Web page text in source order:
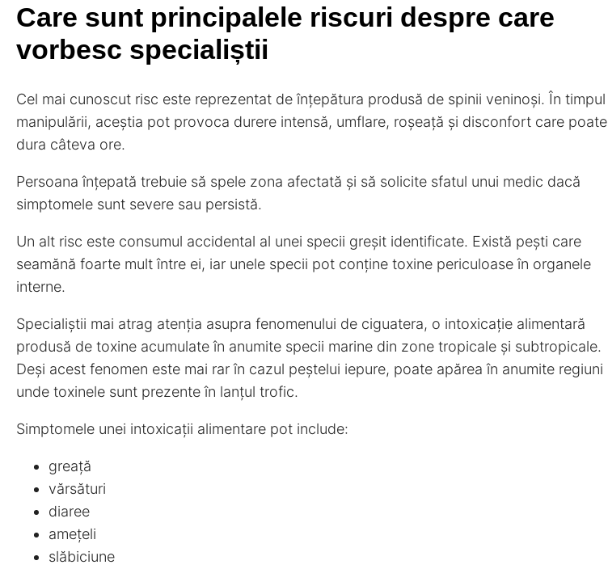
Care sunt principalele riscuri despre care
vorbesc specialiștii
Cel mai cunoscut risc este reprezentat de înțepătura produsă de spinii veninoși. În timpul
manipulării, aceștia pot provoca durere intensă, umflare, roșeață și disconfort care poate
dura câteva ore.
Persoana înțepată trebuie să spele zona afectată și să solicite sfatul unui medic dacă
simptomele sunt severe sau persistă.
Un alt risc este consumul accidental al unei specii greșit identificate. Există pești care
seamănă foarte mult între ei, iar unele specii pot conține toxine periculoase în organele
interne.
Specialiștii mai atrag atenția asupra fenomenului de ciguatera, o intoxicație alimentară
produsă de toxine acumulate în anumite specii marine din zone tropicale și subtropicale.
Deși acest fenomen este mai rar în cazul peștelui iepure, poate apărea în anumite regiuni
unde toxinele sunt prezente în lanțul trofic.
Simptomele unei intoxicații alimentare pot include:
greață
vărsături
diaree
amețeli
slăbiciune